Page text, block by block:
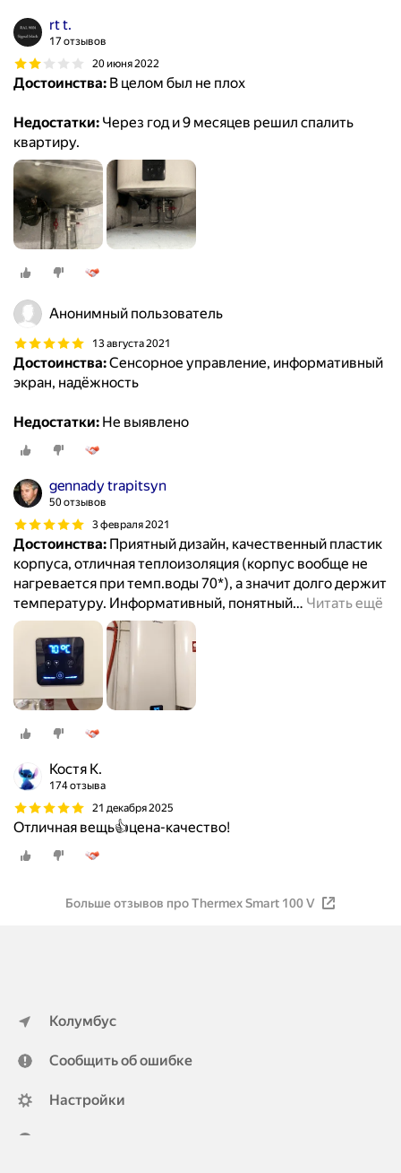
rt t.
17 отзывов
20 июня 2022
Достоинства: В целом был не плох
Недостатки: Через год и 9 месяцев решил спалить
квартиру.
Анонимный пользователь
13 августа 2021
Достоинства:Сенсорное управление, информативный
экран, надёжность
Недостатки: Не выявлено
gennady trapitsyn
50 отзывов
3 февраля 2021
Достоинства: Приятный дизайн, качественный пластик
корпуса, отличная теплоизоляция (корпус вообще не
нагревается при темп.воды 70*), а значит долго держит
температуру. Информативный, понятный… Читать ещё
Костя К.
174 отзыва
21 декабря 2025
Отличная вещь👍цена-качество!
Больше отзывов про Thermex Smart 100 V
Колумбус
Сообщить об ошибке
Настройки